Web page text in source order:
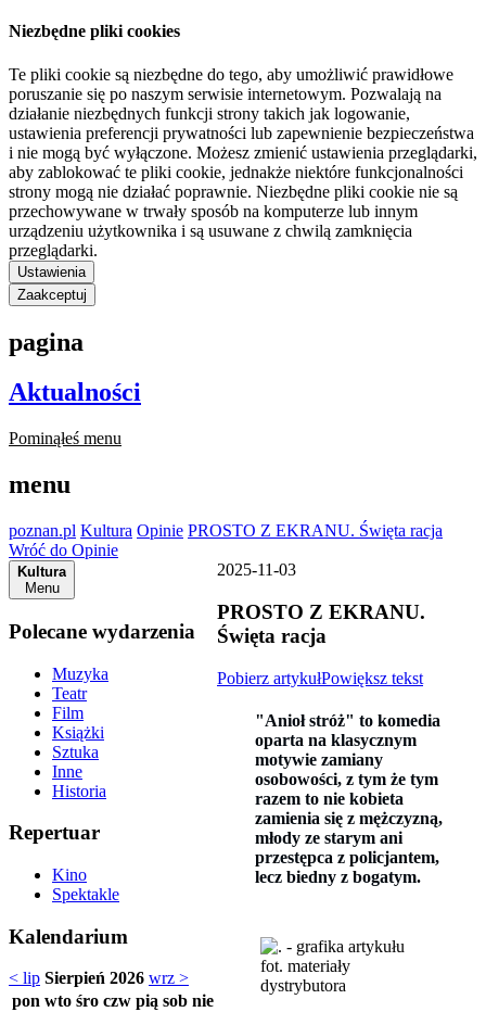
Niezbędne pliki cookies
Te pliki cookie są niezbędne do tego, aby umożliwić prawidłowe
poruszanie się po naszym serwisie internetowym. Pozwalają na
działanie niezbędnych funkcji strony takich jak logowanie,
ustawienia preferencji prywatności lub zapewnienie bezpieczeństwa
i nie mogą być wyłączone. Możesz zmienić ustawienia przeglądarki,
aby zablokować te pliki cookie, jednakże niektóre funkcjonalności
strony mogą nie działać poprawnie. Niezbędne pliki cookie nie są
przechowywane w trwały sposób na komputerze lub innym
urządzeniu użytkownika i są usuwane z chwilą zamknięcia
przeglądarki.
Ustawienia
Zaakceptuj
pagina
Aktualności
Pominąłeś menu
menu
poznan.pl Kultura Opinie PROSTO Z EKRANU. Święta racja
Wróć do Opinie
Kultura
Menu
Polecane wydarzenia
Muzyka
Teatr
Film
Książki
Sztuka
Inne
Historia
Repertuar
Kino
Spektakle
Kalendarium
< lip Sierpień 2026 wrz >
pon wto śro czw pią sob nie
2025-11-03
PROSTO Z EKRANU.
Święta racja
Pobierz artykułPowiększ tekst
"Anioł stróż" to komedia
oparta na klasycznym
motywie zamiany
osobowości, z tym że tym
razem to nie kobieta
zamienia się z mężczyzną,
młody ze starym ani
przestępca z policjantem,
lecz biedny z bogatym.
fot. materiały
dystrybutora